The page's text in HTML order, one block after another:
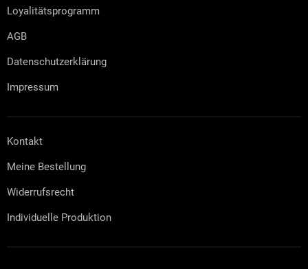
Loyalitätsprogramm
AGB
Datenschutzerklärung
Impressum
Kontakt
Meine Bestellung
Widerrufsrecht
Individuelle Produktion